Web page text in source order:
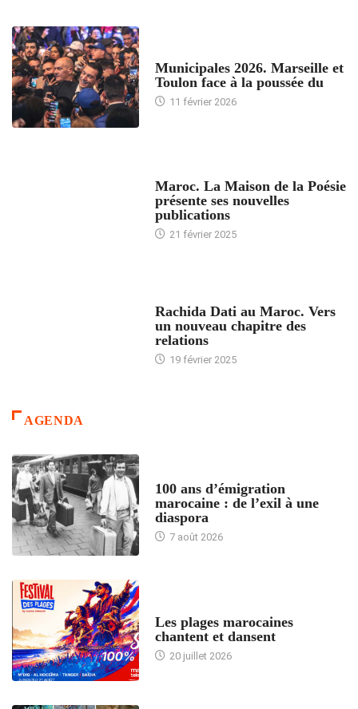
Municipales 2026. Marseille et
Toulon face à la poussée du
11 février 2026
Maroc. La Maison de la Poésie
présente ses nouvelles
publications
21 février 2025
Rachida Dati au Maroc. Vers
un nouveau chapitre des
relations
19 février 2025
AGENDA
100 ans d’émigration
marocaine : de l’exil à une
diaspora
7 août 2026
Les plages marocaines
chantent et dansent
20 juillet 2026